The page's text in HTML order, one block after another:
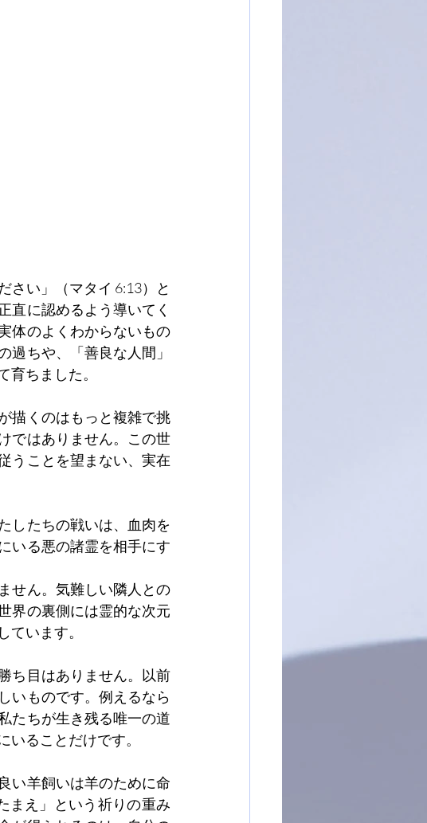
さい」（マタイ 6:13）と
直に認めるよう導いてく
体のよくわからないもの
過ちや、「善良な人間」
ちました。
描くのはもっと複雑で挑
ではありません。この世
うことを望まない、実在
したちの戦いは、血肉を
いる悪の諸霊を相手にす
せん。気難しい隣人との
界の裏側には霊的な次元
います。
ち目はありません。以前
いものです。例えるなら
たちが生き残る唯一の道
ることだけです。
い羊飼いは羊のために命
まえ」という祈りの重み